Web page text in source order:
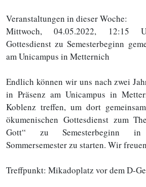
Veranstaltungen in dieser Woche:
Mittwoch, 04.05.2022, 12:15
Gottesdienst zu Semesterbeginn
am Unicampus in Metternich
Endlich können wir uns nach zwei
in Präsenz am Unicampus in
Koblenz treffen, um dort
ökumenischen Gottesdienst zum
Gott“ zu Semesterbeginn
Sommersemester zu starten. Wir
Treffpunkt: Mikadoplatz vor dem D-